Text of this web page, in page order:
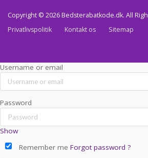
Copyright © 2026 Bedsterabatkode.dk. All
Privatlivspolitik
Kontakt os Sitemap
Username or email
Password
Show
Remember me Forgot password ?